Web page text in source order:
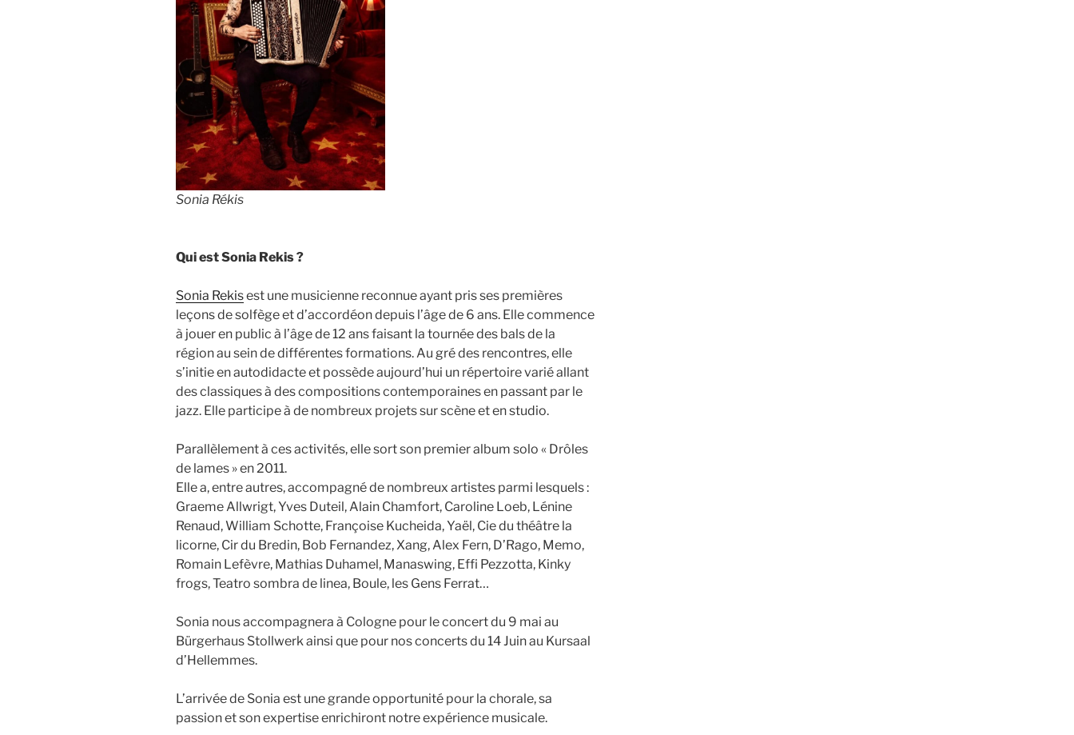
Sonia Rékis
Qui est Sonia Rekis ?
Sonia Rekisest une musicienne reconnue ayant pris ses premières
leçons de solfège et d’accordéon depuis l’âge de 6 ans. Elle commence
à jouer en public à l’âge de 12 ans faisant la tournée des bals de la
région au sein de différentes formations. Au gré des rencontres, elle
s’initie en autodidacte et possède aujourd’hui un répertoire varié allant
des classiques à des compositions contemporaines en passant par le
jazz. Elle participe à de nombreux projets sur scène et en studio.
Parallèlement à ces activités, elle sort son premier album solo « Drôles
de lames » en 2011.
Elle a, entre autres, accompagné de nombreux artistes parmi lesquels :
Graeme Allwrigt, Yves Duteil, Alain Chamfort, Caroline Loeb, Lénine
Renaud, William Schotte, Françoise Kucheida, Yaël, Cie du théâtre la
licorne, Cir du Bredin, Bob Fernandez, Xang, Alex Fern, D’Rago, Memo,
Romain Lefèvre, Mathias Duhamel, Manaswing, Effi Pezzotta, Kinky
frogs, Teatro sombra de linea, Boule, les Gens Ferrat…
Sonia nous accompagnera à Cologne pour le concert du 9 mai au
Bürgerhaus Stollwerk ainsi que pour nos concerts du 14 Juin au Kursaal
d’Hellemmes.
L’arrivée de Sonia est une grande opportunité pour la chorale, sa
passion et son expertise enrichiront notre expérience musicale.